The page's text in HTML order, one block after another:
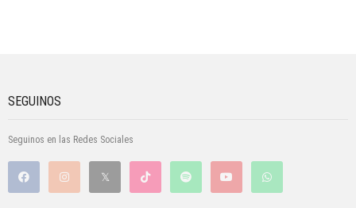
SEGUINOS
Seguinos en las Redes Sociales